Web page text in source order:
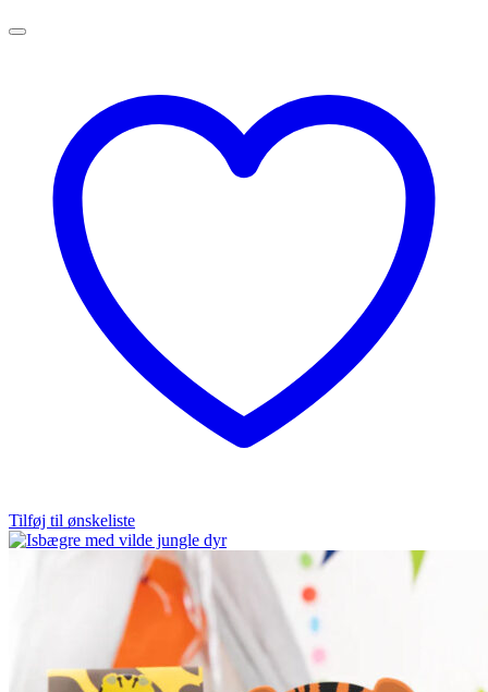
Tilføj til ønskeliste